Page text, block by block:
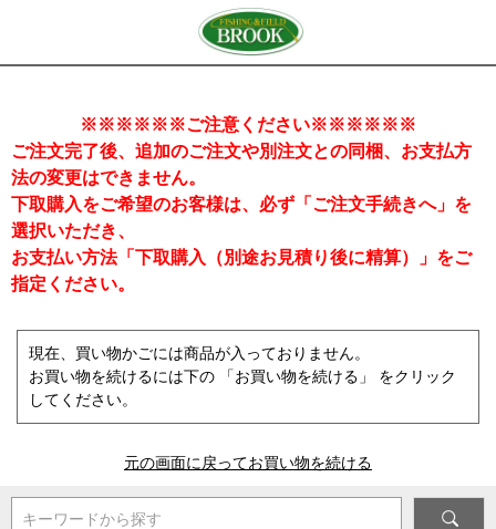
※※※※※※ご注意ください※※※※※※
ご注文完了後、追加のご注文や別注文との同梱、お支払方
法の変更はできません。
下取購入をご希望のお客様は、必ず「ご注文手続きへ」を
選択いただき、
お支払い方法「下取購入（別途お見積り後に精算）」をご
指定ください。
現在、買い物かごには商品が入っておりません。
お買い物を続けるには下の 「お買い物を続ける」 をクリック
してください。
元の画面に戻ってお買い物を続ける
キーワードから探す